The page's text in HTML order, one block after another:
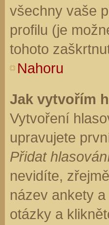
všechny vaše
profilu (je
tohoto
Nahoru
Jak vytvořím
Vytvoření
upravujete
Přidat
nevidíte,
název ankety
otázky a